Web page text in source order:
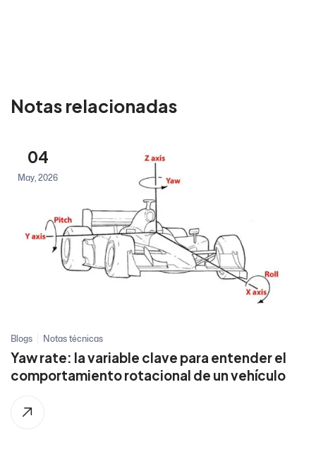
Notas relacionadas
04
May, 2026
Blogs Notas técnicas
Yaw rate: la variable clave para entender el
comportamiento rotacional de un vehículo